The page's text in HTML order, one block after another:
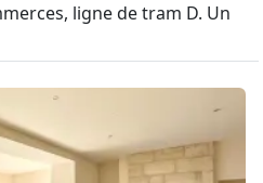
ligne de tram D. Un